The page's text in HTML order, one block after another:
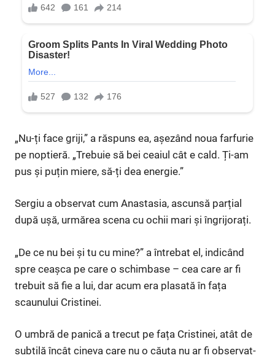
„Nu-ți face griji,” a răspuns ea, așezând noua farfurie
pe noptieră. „Trebuie să bei ceaiul cât e cald. Ți-am
pus și puțin miere, să-ți dea energie.”
Sergiu a observat cum Anastasia, ascunsă parțial
după ușă, urmărea scena cu ochii mari și îngrijorați.
„De ce nu bei și tu cu mine?” a întrebat el, indicând
spre ceașca pe care o schimbase – cea care ar fi
trebuit să fie a lui, dar acum era plasată în fața
scaunului Cristinei.
O umbră de panică a trecut pe fața Cristinei, atât de
subtilă încât cineva care nu o căuta nu ar fi observat-